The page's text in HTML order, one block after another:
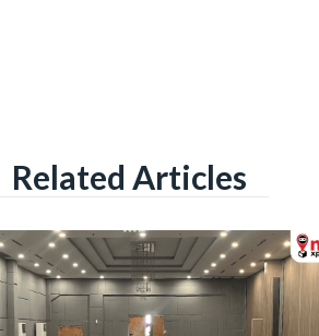
Related Articles